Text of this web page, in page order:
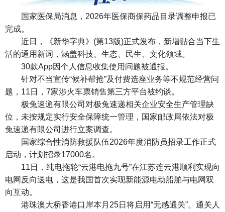
国家医保局消息，2026年医保商保药品目录调整申报已
完成。
近日，《新华字典》(第13版)正式发布，新增贴合当下生
活的通用新词，涵盖科技、生态、民生、文化领域。
30款App因个人信息收集使用问题被通报。
针对不当宣传“候补帮抢”及付费选座业务等不规范经营问
题，11日，7家涉火车票销售第三方平台被约谈。
极兔速递有限公司对极兔速递相关企业安全生产管理缺
位，未按规定实行安全保障统一管理，国家邮政局依法对极
兔速递有限公司进行立案调查。
国家综合性消防救援队伍2026年度消防员招录工作正式
启动，计划招录17000名。
11日，纯电拖轮“云港电拖九号”在江苏连云港顺利实现向
电网反向送电，这是我国首次实现新能源电动船舶与电网双
向互动。
港珠澳大桥香港口岸本月25日将启用“无感通关”。通关人